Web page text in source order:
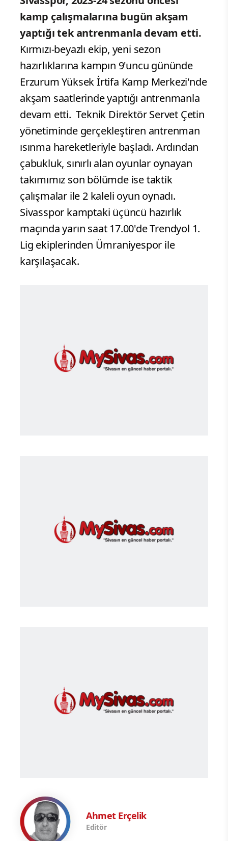
kamp çalışmalarına bugün akşam
yaptığı tek antrenmanla devam etti.
Kırmızı-beyazlı ekip, yeni sezon
hazırlıklarına kampın 9'uncu gününde
Erzurum Yüksek İrtifa Kamp Merkezi'nde
akşam saatlerinde yaptığı antrenmanla
devam etti. Teknik Direktör Servet Çetin
yönetiminde gerçekleştiren antrenman
ısınma hareketleriyle başladı. Ardından
çabukluk, sınırlı alan oyunlar oynayan
takımımız son bölümde ise taktik
çalışmalar ile 2 kaleli oyun oynadı.
Sivasspor kamptaki üçüncü hazırlık
maçında yarın saat 17.00'de Trendyol 1.
Lig ekiplerinden Ümraniyespor ile
karşılaşacak.
Ahmet Erçelik
Editör